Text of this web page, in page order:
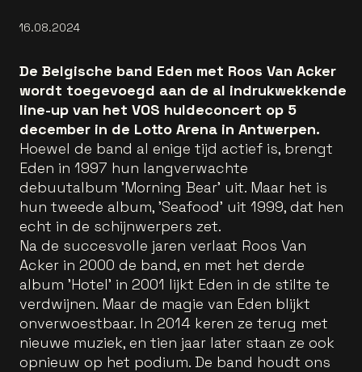
16.08.2024
De Belgische band Eden met Roos Van Acker
wordt toegevoegd aan de al indrukwekkende
line-up van het VOS huldeconcert op 5
december in de Lotto Arena in Antwerpen.
Hoewel de band al enige tijd actief is, brengt
Eden in 1997 hun langverwachte
debuutalbum 'Morning Bear' uit. Maar het is
hun tweede album, 'Seafood' uit 1999, dat hen
echt in de schijnwerpers zet.
Na de succesvolle jaren verlaat Roos Van
Acker in 2000 de band, en met het derde
album 'Hotel' in 2001 lijkt Eden in de stilte te
verdwijnen. Maar de magie van Eden blijkt
onverwoestbaar. In 2014 keren ze terug met
nieuwe muziek, en tien jaar later staan ze ook
opnieuw op het podium. De band houdt ons